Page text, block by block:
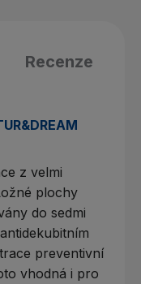
Recenze
z velmi
plochy
do sedmi
preventivní
vhodná i pro